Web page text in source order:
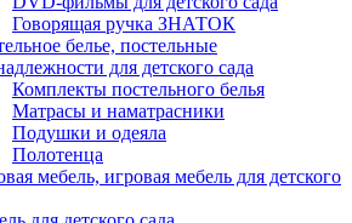
Говорящая ручка ЗНАТОК
белье, постельные
для детского сада
Комплекты постельного белья
Матрасы и наматрасники
Подушки и одеяла
Полотенца
мебель, игровая мебель для детского